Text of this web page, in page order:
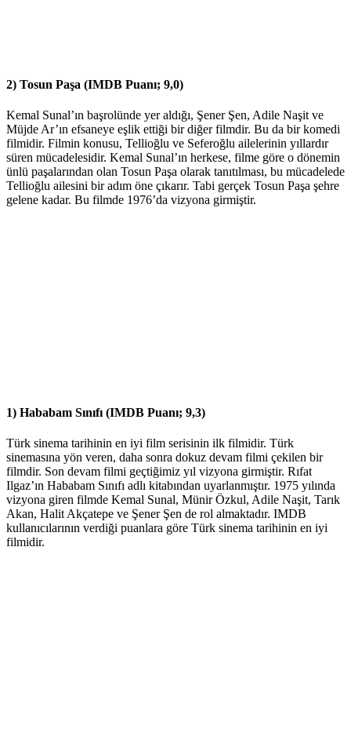
2) Tosun Paşa (IMDB Puanı; 9,0)
Kemal Sunal’ın başrolünde yer aldığı, Şener Şen, Adile Naşit ve
Müjde Ar’ın efsaneye eşlik ettiği bir diğer filmdir. Bu da bir komedi
filmidir. Filmin konusu, Tellioğlu ve Seferoğlu ailelerinin yıllardır
süren mücadelesidir. Kemal Sunal’ın herkese, filme göre o dönemin
ünlü paşalarından olan Tosun Paşa olarak tanıtılması, bu mücadelede
Tellioğlu ailesini bir adım öne çıkarır. Tabi gerçek Tosun Paşa şehre
gelene kadar. Bu filmde 1976’da vizyona girmiştir.
1) Hababam Sınıfı (IMDB Puanı; 9,3)
Türk sinema tarihinin en iyi film serisinin ilk filmidir. Türk
sinemasına yön veren, daha sonra dokuz devam filmi çekilen bir
filmdir. Son devam filmi geçtiğimiz yıl vizyona girmiştir. Rıfat
Ilgaz’ın Hababam Sınıfı adlı kitabından uyarlanmıştır. 1975 yılında
vizyona giren filmde Kemal Sunal, Münir Özkul, Adile Naşit, Tarık
Akan, Halit Akçatepe ve Şener Şen de rol almaktadır. IMDB
kullanıcılarının verdiği puanlara göre Türk sinema tarihinin en iyi
filmidir.